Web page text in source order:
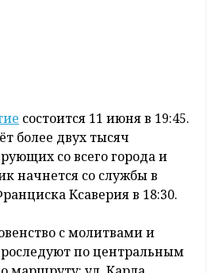
состоится 11 июня в 19:45.
более двух тысяч
со всего города и
начнется со службы в
Ксаверия в 18:30.
с молитвами и
по центральным